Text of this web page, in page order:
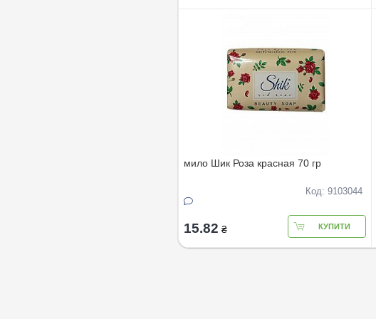
мило Шик Роза красная 70 гр
Код: 9103044
15.82 ₴ КУПИТИ